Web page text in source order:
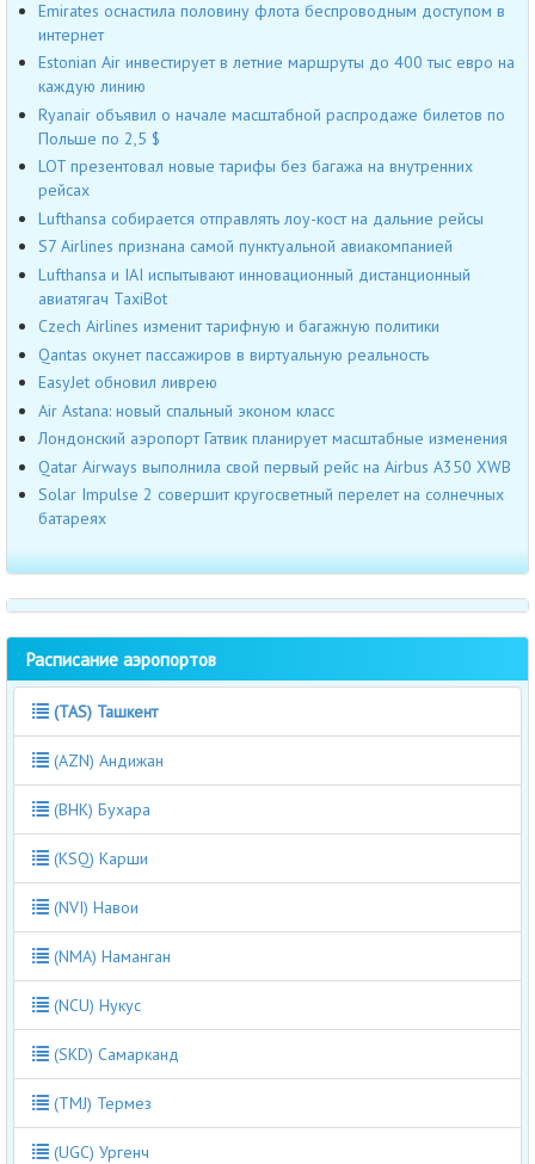
Emirates оснастила половину флота беспроводным доступом в
интернет
Estonian Air инвестирует в летние маршруты до 400 тыс евро на
каждую линию
Ryanair объявил о начале масштабной распродаже билетов по
Польше по 2,5 $
LOT презентовал новые тарифы без багажа на внутренних
рейсах
Lufthansa собирается отправлять лоу-кост на дальние рейсы
S7 Airlines признана самой пунктуальной авиакомпанией
Lufthansa и IAI испытывают инновационный дистанционный
авиатягач TaxiBot
Czech Airlines изменит тарифную и багажную политики
Qantas окунет пассажиров в виртуальную реальность
EasyJet обновил ливрею
Air Astana: новый спальный эконом класс
Лондонский аэропорт Гатвик планирует масштабные изменения
Qatar Airways выполнила свой первый рейс на Airbus A350 XWB
Solar Impulse 2 совершит кругосветный перелет на солнечных
батареях
Расписание аэропортов
(TAS) Ташкент
(AZN) Андижан
(BHK) Бухара
(KSQ) Карши
(NVI) Навои
(NMA) Наманган
(NCU) Нукус
(SKD) Самарканд
(TMJ) Термез
(UGC) Ургенч